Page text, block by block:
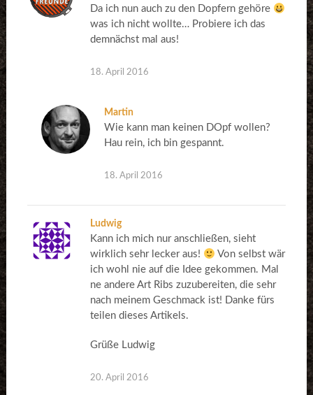
Da ich nun auch zu den Dopfern gehöre
was ich nicht wollte… Probiere ich das
demnächst mal aus!
18. April 2016
Martin
Wie kann man keinen DOpf wollen?
Hau rein, ich bin gespannt.
18. April 2016
Ludwig
Kann ich mich nur anschließen, sieht
wirklich sehr lecker aus!
Von selbst wär
ich wohl nie auf die Idee gekommen. Mal
ne andere Art Ribs zuzubereiten, die sehr
nach meinem Geschmack ist! Danke fürs
teilen dieses Artikels.
Grüße Ludwig
20. April 2016